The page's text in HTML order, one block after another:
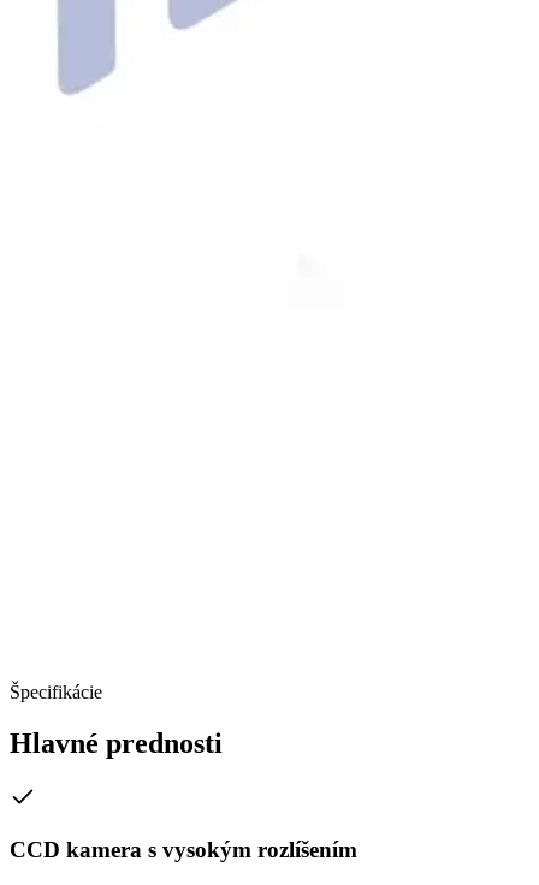
Špecifikácie
Hlavné prednosti
CCD kamera s vysokým rozlíšením